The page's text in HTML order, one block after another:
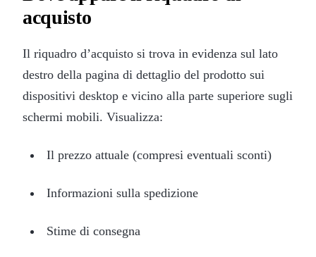
acquisto
Il riquadro d’acquisto si trova in evidenza sul lato
destro della pagina di dettaglio del prodotto sui
dispositivi desktop e vicino alla parte superiore sugli
schermi mobili. Visualizza:
Il prezzo attuale (compresi eventuali sconti)
Informazioni sulla spedizione
Stime di consegna